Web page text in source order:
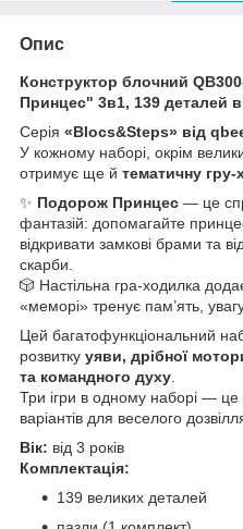
Опис
Конструктор блочний
Принцес" 3в1, 139 деталей
Серія «Blocs&Steps» від
У кожному наборі, окрім
отримує ще й тематичну гру-
✨ Подорож Принцес — це
фантазій: допомагайте
відкривати замкові брами та
скарби.
🎲 Настільна гра-ходилка
«меморі» тренує пам’ять,
Цей багатофункціональний
розвитку уяви, дрібної
та командного духу
Три ігри в одному наборі — це
варіантів для веселого
Вік: від 3 років
Комплектація:
139 великих деталей